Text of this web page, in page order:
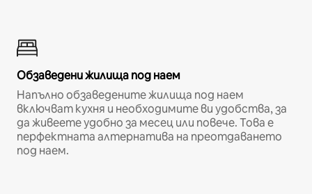
Обзаведени жилища под наем
Напълно обзаведените жилища под наем
включват кухня и необходимите ви удобства, за
да живеете удобно за месец или повече. Това е
перфектната алтернатива на преотдаването
под наем.